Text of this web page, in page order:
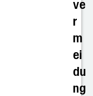
ve
r
m
ei
du
ng